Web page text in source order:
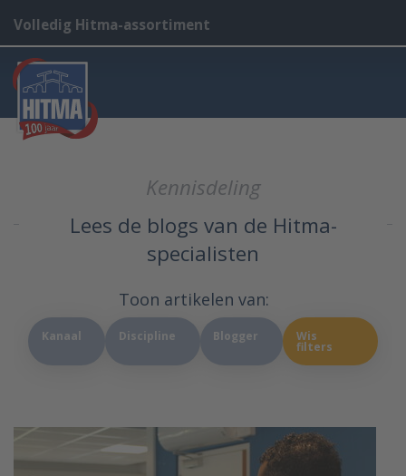
Volledig Hitma-assortiment
Kennisdeling
Lees de blogs van de Hitma-
specialisten
Toon artikelen van:
Kanaal Discipline Blogger Wis
filters